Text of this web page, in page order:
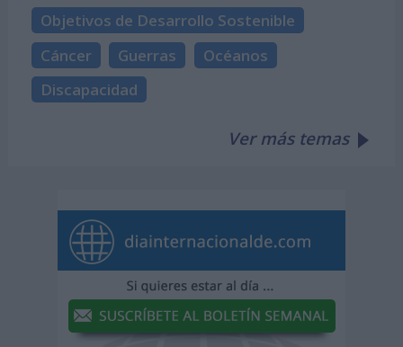
Objetivos de Desarrollo Sostenible
Cáncer
Guerras
Océanos
Discapacidad
Ver más temas